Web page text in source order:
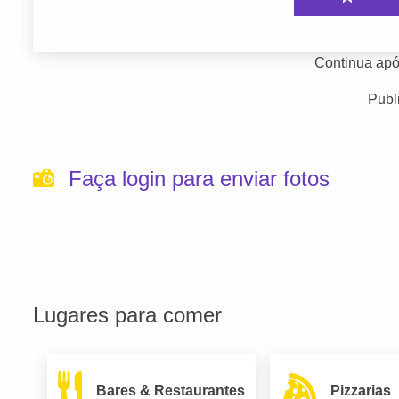
Continua
Faça login para enviar fotos
Lugares para comer
Bares & Restaurantes Pizzarias